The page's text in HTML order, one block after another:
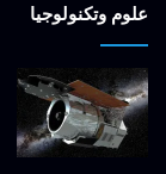
علوم وتكنولوجيا